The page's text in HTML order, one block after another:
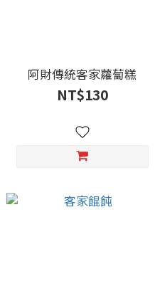
阿財傳統客家蘿蔔糕
NT$130